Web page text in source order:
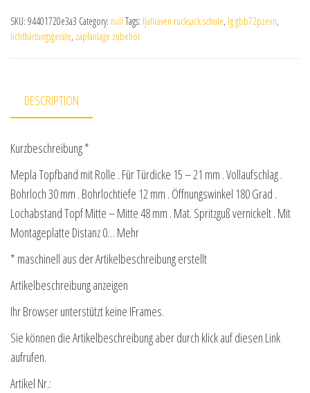
SKU: 94401720e3a3 Category: null Tags: fjällräven rucksack schule, lg gbb72pzexn,
lichthärtungsgeräte, zapfanlage zubehör
DESCRIPTION
Kurzbeschreibung *
Mepla Topfband mit Rolle . Für Türdicke 15 – 21 mm . Vollaufschlag .
Bohrloch 30 mm . Bohrlochtiefe 12 mm . Öffnungswinkel 180 Grad .
Lochabstand Topf Mitte – Mitte 48 mm . Mat. Spritzguß vernickelt . Mit
Montageplatte Distanz 0… Mehr
* maschinell aus der Artikelbeschreibung erstellt
Artikelbeschreibung anzeigen
Ihr Browser unterstützt keine IFrames.
Sie können die Artikelbeschreibung aber durch klick auf diesen Link
aufrufen.
Artikel Nr.: